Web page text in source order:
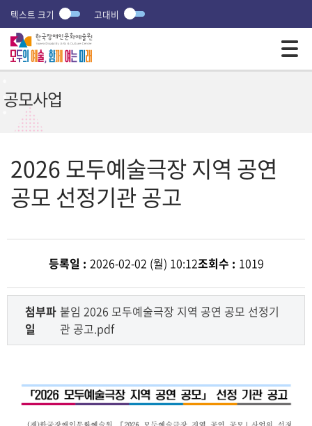
텍스트 크기 고대비
공모사업
2026 모두예술극장 지역 공연
공모 선정기관 공고
등록일 : 2026-02-02 (월) 10:12조회수 : 1019
첨부파
일
붙임 2026 모두예술극장 지역 공연 공모 선정기
관 공고.pdf